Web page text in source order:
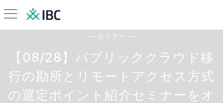
【08/28】パブリッククラウド移
行の勘所とリモートアクセス方式
の選定ポイント紹介セミナーをオ